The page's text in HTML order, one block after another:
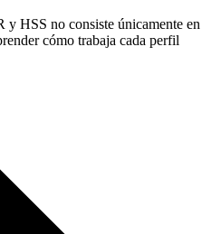
y HSS no consiste únicamente en
cómo trabaja cada perfil